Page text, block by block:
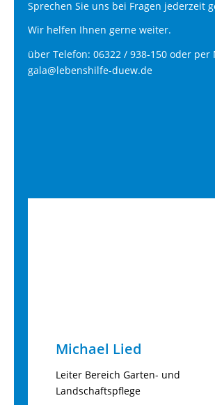
Sprechen Sie uns bei Fragen jederzeit
Wir helfen Ihnen gerne weiter.
über Telefon: 06322 / 938-150 oder per
gala@lebenshilfe-duew.de
Michael Lied
Leiter Bereich Garten- und
Landschaftspflege